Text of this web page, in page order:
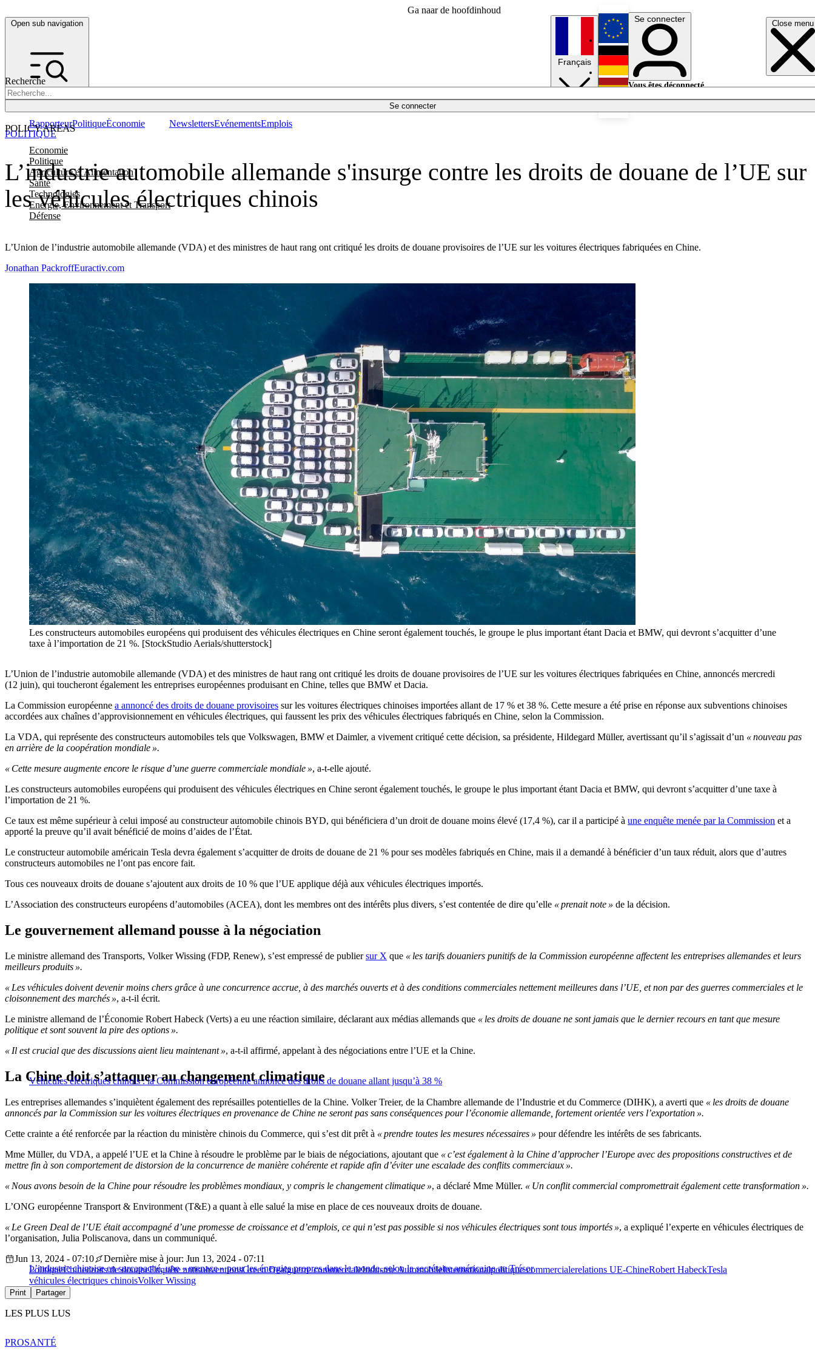
Ga naar de hoofdinhoud
Open sub navigation Close menu
Recherche
Se connecter
POLICY AREAS
Economie
Politique
Agriculture et Alimentation
Santé
Technologies
Energie, Environnement et Transport
Défense
RapporteurPolitiqueÉconomie NewslettersEvénementsEmplois
Français
English
Deutsch
Se connecter
Vous êtes déconnecté.
L’industrie automobile allemande s'insurge contre les droits de douane de l’UE sur
les véhicules électriques chinois
L’Union de l’industrie automobile allemande (VDA) et des ministres de haut rang ont critiqué les droits de douane provisoires de l’UE sur les voitures électriques fabriquées en Chine.
POLITIQUE
Jonathan PackroffEuractiv.com
Les constructeurs automobiles européens qui produisent des véhicules électriques en Chine seront également touchés, le groupe le plus important étant Dacia et BMW, qui devront s’acquitter d’une
taxe à l’importation de 21 %. [StockStudio Aerials/shutterstock]
L’Union de l’industrie automobile allemande (VDA) et des ministres de haut rang ont critiqué les droits de douane provisoires de l’UE sur les voitures électriques fabriquées en Chine, annoncés mercredi
(12 juin), qui toucheront également les entreprises européennes produisant en Chine, telles que BMW et Dacia.
La Commission européenne a annoncé des droits de douane provisoires sur les voitures électriques chinoises importées allant de 17 % et 38 %. Cette mesure a été prise en réponse aux subventions chinoises
accordées aux chaînes d’approvisionnement en véhicules électriques, qui faussent les prix des véhicules électriques fabriqués en Chine, selon la Commission.
La VDA, qui représente des constructeurs automobiles tels que Volkswagen, BMW et Daimler, a vivement critiqué cette décision, sa présidente, Hildegard Müller, avertissant qu’il s’agissait d’un « nouveau pas
en arrière de la coopération mondiale ».
« Cette mesure augmente encore le risque d’une guerre commerciale mondiale », a-t-elle ajouté.
Les constructeurs automobiles européens qui produisent des véhicules électriques en Chine seront également touchés, le groupe le plus important étant Dacia et BMW, qui devront s’acquitter d’une taxe à
l’importation de 21 %.
Ce taux est même supérieur à celui imposé au constructeur automobile chinois BYD, qui bénéficiera d’un droit de douane moins élevé (17,4 %), car il a participé à une enquête menée par la Commission et a
apporté la preuve qu’il avait bénéficié de moins d’aides de l’État.
Le constructeur automobile américain Tesla devra également s’acquitter de droits de douane de 21 % pour ses modèles fabriqués en Chine, mais il a demandé à bénéficier d’un taux réduit, alors que d’autres
constructeurs automobiles ne l’ont pas encore fait.
Tous ces nouveaux droits de douane s’ajoutent aux droits de 10 % que l’UE applique déjà aux véhicules électriques importés.
L’Association des constructeurs européens d’automobiles (ACEA), dont les membres ont des intérêts plus divers, s’est contentée de dire qu’elle « prenait note » de la décision.
Le gouvernement allemand pousse à la négociation
Le ministre allemand des Transports, Volker Wissing (FDP, Renew), s’est empressé de publiersur X que « les tarifs douaniers punitifs de la Commission européenne affectent les entreprises allemandes et leurs
meilleurs produits ».
« Les véhicules doivent devenir moins chers grâce à une concurrence accrue, à des marchés ouverts et à des conditions commerciales nettement meilleures dans l’UE, et non par des guerres commerciales et le
cloisonnement des marchés », a-t-il écrit.
Le ministre allemand de l’Économie Robert Habeck (Verts) a eu une réaction similaire, déclarant aux médias allemands que « les droits de douane ne sont jamais que le dernier recours en tant que mesure
politique et sont souvent la pire des options ».
« Il est crucial que des discussions aient lieu maintenant », a-t-il affirmé, appelant à des négociations entre l’UE et la Chine.
Véhicules électriques chinois : la Commission européenne annonce des droits de douane allant jusqu’à 38 %
La Chine doit s’attaquer au changement climatique
Les entreprises allemandes s’inquiètent également des représailles potentielles de la Chine. Volker Treier, de la Chambre allemande de l’Industrie et du Commerce (DIHK), a averti que « les droits de douane
annoncés par la Commission sur les voitures électriques en provenance de Chine ne seront pas sans conséquences pour l’économie allemande, fortement orientée vers l’exportation ».
Cette crainte a été renforcée par la réaction du ministère chinois du Commerce, qui s’est dit prêt à « prendre toutes les mesures nécessaires » pour défendre les intérêts de ses fabricants.
Mme Müller, du VDA, a appelé l’UE et la Chine à résoudre le problème par le biais de négociations, ajoutant que « c’est également à la Chine d’approcher l’Europe avec des propositions constructives et de
mettre fin à son comportement de distorsion de la concurrence de manière cohérente et rapide afin d’éviter une escalade des conflits commerciaux ».
« Nous avons besoin de la Chine pour résoudre les problèmes mondiaux, y compris le changement climatique », a déclaré Mme Müller. « Un conflit commercial compromettrait également cette transformation ».
L’ONG européenne Transport & Environment (T&E) a quant à elle salué la mise en place de ces nouveaux droits de douane.
« Le Green Deal de l’UE était accompagné d’une promesse de croissance et d’emplois, ce qui n’est pas possible si nos véhicules électriques sont tous importés », a expliqué l’experte en véhicules électriques de
l’organisation, Julia Poliscanova, dans un communiqué.
L’industrie chinoise en surcapacité, une « menace » pour les énergies propres dans le monde, selon la secrétaire américaine au Trésor
Jun 13, 2024 - 07:10
Dernière mise à jour: Jun 13, 2024 - 07:11
PolitiqueChinedroits de douaneEnquête antisubventionsGreen Dealguerre commercialeIndustrie AutomobileInternationalpolitique commercialerelations UE-ChineRobert HabeckTesla
véhicules électriques chinoisVolker Wissing
Print Partager
LES PLUS LUS
PROSANTÉ